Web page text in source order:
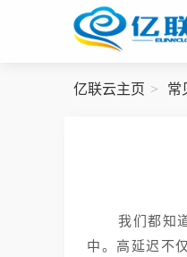
亿联云主页 常
我们都知
中。高延迟不